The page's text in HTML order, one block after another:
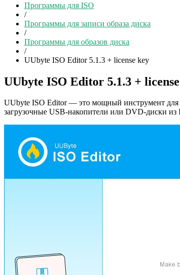
Программы для ISO
/
Программы для записи образа диска
/
Программы для образов диска
/
UUbyte ISO Editor 5.1.3 + license key
UUbyte ISO Editor 5.1.3 +
UUbyte ISO Editor — это мощный инструмент для
загрузочные USB-накопители или DVD-диски